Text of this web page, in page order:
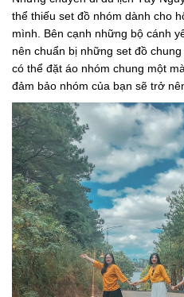
thể thiếu set đồ nhóm dành cho
mình. Bên cạnh những bộ cánh
nên chuẩn bị những set đồ
có thể đặt áo nhóm chung một
đảm bảo nhóm của bạn sẽ trở